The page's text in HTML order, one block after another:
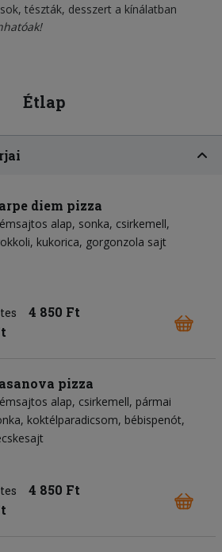
tészták, desszert a kínálatban
Étlap
diem pizza
alap sonka csirkemell
kukorica gorgonzola sajt
4 850 Ft
pizza
alap csirkemell pármai
koktélparadicsom bébispenót
4 850 Ft